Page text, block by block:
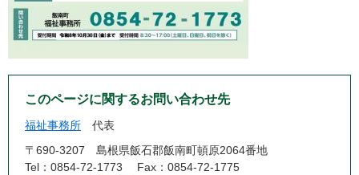
このページに関するお問い合わせ先
福祉事務所
代表
〒690-3207
島根県飯石郡飯南町頓原2064番地
Tel：0854-72-1773
Fax：0854-72-1775